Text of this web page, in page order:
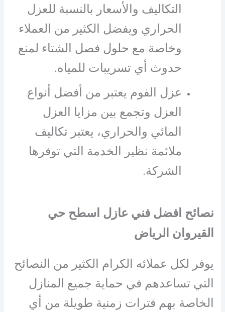
التكاليف والأسعار بالنسبة للعزل
الحراري ويفضل الكثير من العملاء
وخاصة مع حلول فصل الشتاء لمنع
حدوث أي تسريبات للمياه.
عزل الفوم يعتبر من أفضل أنواع
العزل وتجمع بين مزايا العزل
المائي والحراري، يعتبر تكاليف
ملائمة نظير الخدمة التي توفرها
الشركة.
نصائح افضل فني عازل اسطح حي
القيروان الرياض
يوفر لكل عملائه الكرام الكثير من النصائح
التي تساعدهم في حماية جميع المنازل
الخاصة بهم فترات زمنية طويلة من أي